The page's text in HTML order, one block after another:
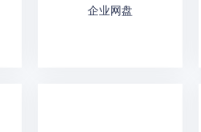
企业网盘